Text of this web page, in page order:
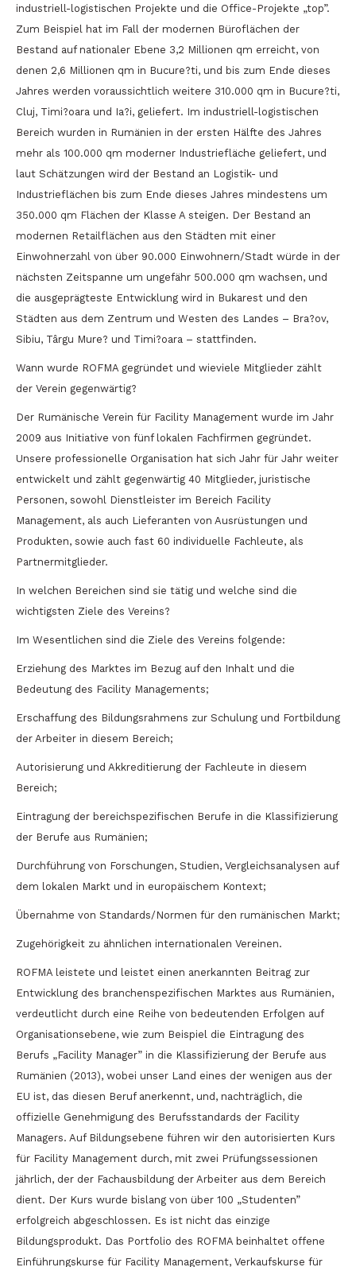
industriell-logistischen Projekte und die Office-Projekte „top”.
Zum Beispiel hat im Fall der modernen Büroflächen der
Bestand auf nationaler Ebene 3,2 Millionen qm erreicht, von
denen 2,6 Millionen qm in Bucure?ti, und bis zum Ende dieses
Jahres werden voraussichtlich weitere 310.000 qm in Bucure?ti,
Cluj, Timi?oara und Ia?i, geliefert. Im industriell-logistischen
Bereich wurden in Rumänien in der ersten Hälfte des Jahres
mehr als 100.000 qm moderner Industriefläche geliefert, und
laut Schätzungen wird der Bestand an Logistik- und
Industrieflächen bis zum Ende dieses Jahres mindestens um
350.000 qm Flächen der Klasse A steigen. Der Bestand an
modernen Retailflächen aus den Städten mit einer
Einwohnerzahl von über 90.000 Einwohnern/Stadt würde in der
nächsten Zeitspanne um ungefähr 500.000 qm wachsen, und
die ausgeprägteste Entwicklung wird in Bukarest und den
Städten aus dem Zentrum und Westen des Landes – Bra?ov,
Sibiu, Târgu Mure? und Timi?oara – stattfinden.
Wann wurde ROFMA gegründet und wieviele Mitglieder zählt
der Verein gegenwärtig?
Der Rumänische Verein für Facility Management wurde im Jahr
2009 aus Initiative von fünf lokalen Fachfirmen gegründet.
Unsere professionelle Organisation hat sich Jahr für Jahr weiter
entwickelt und zählt gegenwärtig 40 Mitglieder, juristische
Personen, sowohl Dienstleister im Bereich Facility
Management, als auch Lieferanten von Ausrüstungen und
Produkten, sowie auch fast 60 individuelle Fachleute, als
Partnermitglieder.
In welchen Bereichen sind sie tätig und welche sind die
wichtigsten Ziele des Vereins?
Im Wesentlichen sind die Ziele des Vereins folgende:
Erziehung des Marktes im Bezug auf den Inhalt und die
Bedeutung des Facility Managements;
Erschaffung des Bildungsrahmens zur Schulung und Fortbildung
der Arbeiter in diesem Bereich;
Autorisierung und Akkreditierung der Fachleute in diesem
Bereich;
Eintragung der bereichspezifischen Berufe in die Klassifizierung
der Berufe aus Rumänien;
Durchführung von Forschungen, Studien, Vergleichsanalysen auf
dem lokalen Markt und in europäischem Kontext;
Übernahme von Standards/Normen für den rumänischen Markt;
Zugehörigkeit zu ähnlichen internationalen Vereinen.
ROFMA leistete und leistet einen anerkannten Beitrag zur
Entwicklung des branchenspezifischen Marktes aus Rumänien,
verdeutlicht durch eine Reihe von bedeutenden Erfolgen auf
Organisationsebene, wie zum Beispiel die Eintragung des
Berufs „Facility Manager” in die Klassifizierung der Berufe aus
Rumänien (2013), wobei unser Land eines der wenigen aus der
EU ist, das diesen Beruf anerkennt, und, nachträglich, die
offizielle Genehmigung des Berufsstandards der Facility
Managers. Auf Bildungsebene führen wir den autorisierten Kurs
für Facility Management durch, mit zwei Prüfungssessionen
jährlich, der der Fachausbildung der Arbeiter aus dem Bereich
dient. Der Kurs wurde bislang von über 100 „Studenten”
erfolgreich abgeschlossen. Es ist nicht das einzige
Bildungsprodukt. Das Portfolio des ROFMA beinhaltet offene
Einführungskurse für Facility Management, Verkaufskurse für